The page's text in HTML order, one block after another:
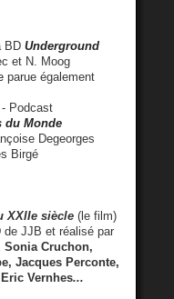
BD Underground
et N. Moog
parue également
Podcast
Monde
Degeorges
Birgé
XXIIe siècle (le film)
JJB et réalisé par
Cruchon,
Jacques Perconte,
Eric Vernhes...